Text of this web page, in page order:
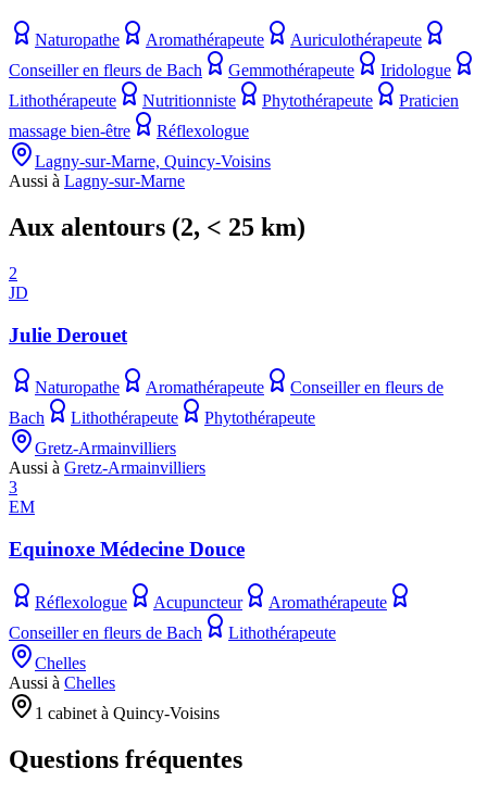
Naturopathe Aromathérapeute
Auriculothérapeute
Conseiller en fleurs de Bach
Gemmothérapeute
Iridologue
Lithothérapeute
Nutritionniste Phytothérapeute
Praticien
massage bien-être
Réflexologue
Lagny-sur-Marne, Quincy-Voisins
Aussi à Lagny-sur-Marne
Aux alentours (2, < 25 km)
2
JD
Julie Derouet
Naturopathe Aromathérapeute
Conseiller en fleurs de
Bach
Lithothérapeute
Phytothérapeute
Gretz-Armainvilliers
Aussi à Gretz-Armainvilliers
3
EM
Equinoxe Médecine Douce
Réflexologue Acupuncteur
Aromathérapeute
Conseiller en fleurs de Bach
Lithothérapeute
Chelles
Aussi à Chelles
1 cabinet à Quincy-Voisins
Questions fréquentes